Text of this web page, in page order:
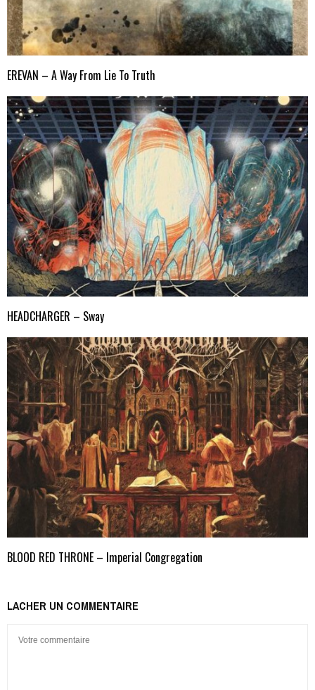
EREVAN – A Way From Lie To Truth
HEADCHARGER – Sway
BLOOD RED THRONE – Imperial Congregation
LACHER UN COMMENTAIRE